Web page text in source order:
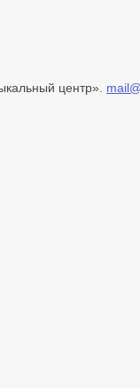
центр».